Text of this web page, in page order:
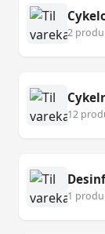
2
12
1